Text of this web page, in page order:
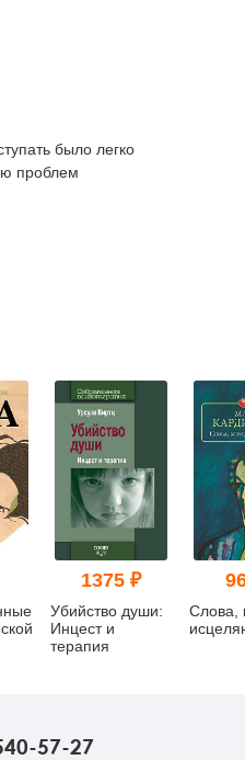
было легко
проблем
1375 ₽
Убийство души:
Инцест и
терапия
Слова,
57-27